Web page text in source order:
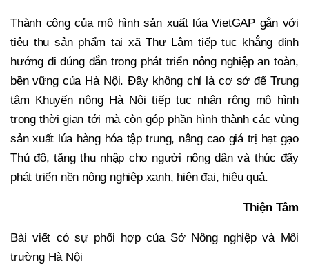
Thành công của mô hình sản xuất lúa VietGAP gắn với
tiêu thụ sản phẩm tại xã Thư Lâm tiếp tục khẳng định
hướng đi đúng đắn trong phát triển nông nghiệp an toàn,
bền vững của Hà Nội. Đây không chỉ là cơ sở để Trung
tâm Khuyến nông Hà Nội tiếp tục nhân rộng mô hình
trong thời gian tới mà còn góp phần hình thành các vùng
sản xuất lúa hàng hóa tập trung, nâng cao giá trị hạt gạo
Thủ đô, tăng thu nhập cho người nông dân và thúc đẩy
phát triển nền nông nghiệp xanh, hiện đại, hiệu quả.
Thiện Tâm
Bài viết có sự phối hợp của Sở Nông nghiệp và Môi
trường Hà Nội